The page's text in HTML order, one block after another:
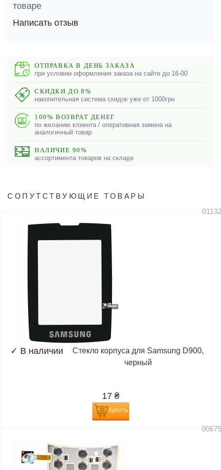
товаре
Написать отзыв
ОТПРАВКА В ДЕНЬ ЗАКАЗА
при условии оформления заказа на сайте до 16-00
СКИДКИ ДО 8%
накопительная система скидок уже от 1000грн
100% ВОЗВРАТ ДЕНЕГ
по желанию клиента / оперативная замена на
аналогичный товар
НАЛИЧИЕ 90%
ассортимента товаров на складе
СОПУТСТВУЮЩИЕ ТОВАРЫ
✓ В наличии
Стекло корпуса для Samsung D900,
черный
17 ₴
Купить